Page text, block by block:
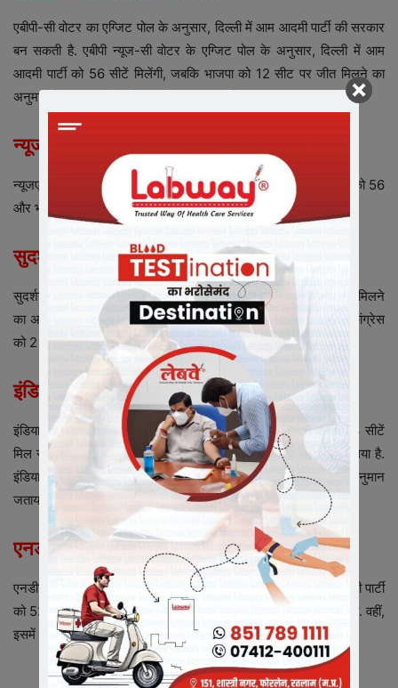
एबीपी-सी वोटर का एग्जिट पोल के अनुसार, दिल्ली में आम आदमी पार्टी की सरकार
बन सकती है. एबीपी न्यूज-सी वोटर के एग्जिट पोल के अनुसार, दिल्ली में आम
आदमी पार्टी को 56 सीटें मिलेंगी, जबकि भाजपा को 12 सीट पर जीत मिलने का
अनुमान है. वहीं, कांग्रेस को 2 सीटें मिल सकती है.
न्यूजएक्स-पोलस्टार्ट का एग्जिट पोल
न्यूजएक्स-पोलस्टार्ट के एग्जिट पोल के अनुसार, दिल्ली में आम आदमी पार्टी को 56
और भाजपा को 14 सीटें मिलने का अनुमान है.
सुदर्शन न्यूज का एग्जिट पोल
सुदर्शन न्यूज के एग्जिट पोल के अनुसार, दिल्ली में आम आदमी पार्टी को 42 मिलने
का अनुमान है, जबकि भाजपा को 26 सीटों पर जीत मिल सकती है. वहीं, कांग्रेस
को 2 सीटों से संतोष करना पड़ सकता है.
इंडिया टीवी का एग्जिट पोल
इंडिया टीवी के एग्जिट पोल के अनुसार, दिल्ली में आम आदमी पार्टी को 44 सीटें
मिल सकती हैं. इसमें भाजपा को 26 सीटें मिलने का अनुमान जाहिर किया गया है.
इंडिया टीवी के एग्जिट पोल में कांग्रेस को एक भी सीट नहीं मिलने का अनुमान
जताया गया है.
एनडीटीवी का एग्जिट पोल
एनडीटीवी के एग्जिट पोल के अनुसार, देश की राजधानी दिल्ली में आम आदमी पार्टी
को 52 सीटें मिलने का अनुमान है, जबकि भाजपा को 17 सीटें मिल सकती है. वहीं,
इसमें कांग्रेस को एक सीट मिलने का अनुमान है.